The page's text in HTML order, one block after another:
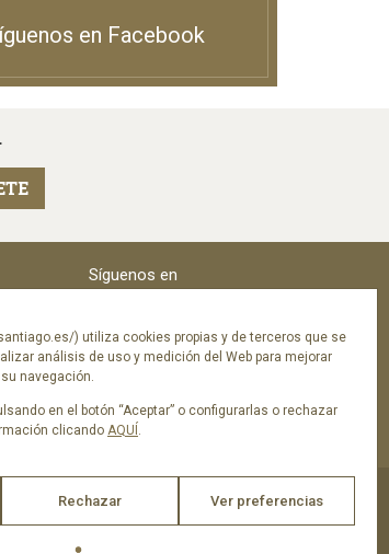
) utiliza cookies propias y de terceros que se
análisis de uso y medición del Web para mejorar
navegación.
en el botón “Aceptar” o configurarlas o rechazar
clicando AQUÍ.
Rechazar Ver preferencias
en Facebook
Síguenos en